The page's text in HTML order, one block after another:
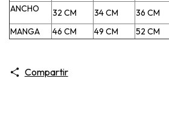
ANCHO
32 CM 34 CM 36 CM
MANGA
46 CM 49 CM 52 CM
Compartir